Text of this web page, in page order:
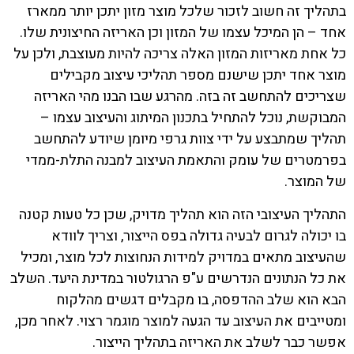
בתהליך זה חשוב לזכור שלכל מוצר מזון יתכן יותר ממארז
אחד – הן המיכל עצמו של המזון וכן האריזה החיצונית שלו.
כל אחת מאריזות המזון האלה צריכה להיות מעוצבת, ולכן על
מוצר אחד יתכן שישנם מספר תהליכי עיצוב מקבילים
שצריכים להתחשב זה בזה. מהרגע שבו הבנו מהי האריזה
המבוקשת, נוכל להתחיל בתכנון המיתוג והעיצוב עצמו –
תהליך שמתבצע על ידי צוות גרפי מיומן שיודע להתחשב
בפרמטרים של עומק והתאמת העיצוב למבנה התלת-ממדי
של המוצר.
התהליך העיצובי הזה הוא תהליך מדויק, שכן כל טעות קטנה
בו יכולה לגרום לבעיה גדולה בפס הייצור, וצריך לוודא
שהעיצוב מתאים במדויק למידות הנחוצות לכל מוצר, ומכיל
את כל הנתונים הנדרשים ע"פ הרגולטור במדינת היעד. השלב
הבא הוא שלב ההדפסה, בו מקבלים דגשים מהלקוח
ומטייבים את העיצוב עד הגעה למוצר מוגמר רצוי. לאחר מכן,
אפשר כבר לשלב את האריזה בתהליך הייצור.